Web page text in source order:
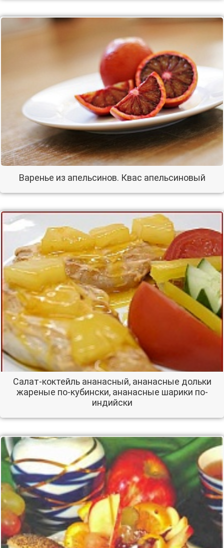
Варенье из апельсинов. Квас апельсиновый
Салат-коктейль ананасный, ананасные дольки
жареные по-кубински, ананасные шарики по-
индийски